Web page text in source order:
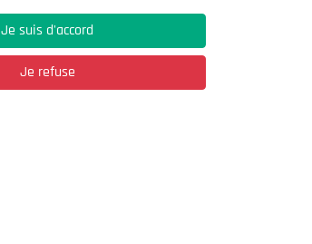
Je suis d'accord
Je refuse